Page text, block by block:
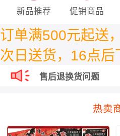
新品推荐 促销商品
订单满500元起送，
次日送货，16点后
售后退换货问题
热卖